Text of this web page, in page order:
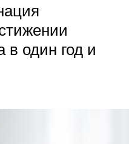
в один год и